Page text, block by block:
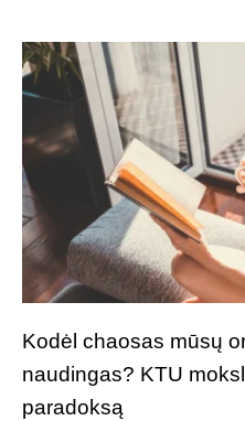
Kodėl chaosas mūsų
naudingas? KTU
paradoksą